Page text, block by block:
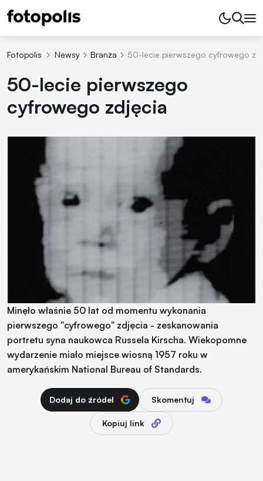
Fotopolis Newsy Branża 50-lecie pierwszego cyfrowego
50-lecie pierwszego
cyfrowego zdjęcia
Minęło właśnie 50 lat od momentu wykonania
pierwszego "cyfrowego" zdjęcia - zeskanowania
portretu syna naukowca Russela Kirscha. Wiekopomne
wydarzenie miało miejsce wiosną 1957 roku w
amerykańskim National Bureau of Standards.
Dodaj do źródeł Skomentuj
Kopiuj link